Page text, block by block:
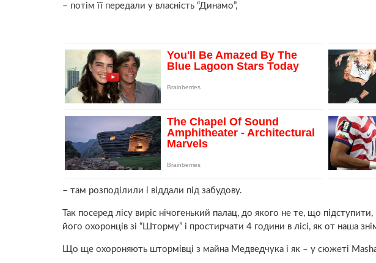
– потім її передали у власність “Динамо”,
– там розподілили і віддали під забудову.
Так посеред лісу виріс нічогенький палац, до якого не те, що
його охоронців зі “Шторму” і простирчати 4 години в лісі, як от наша
Що ще охороняють штормівці з майна Медведчука і як – у сюжеті